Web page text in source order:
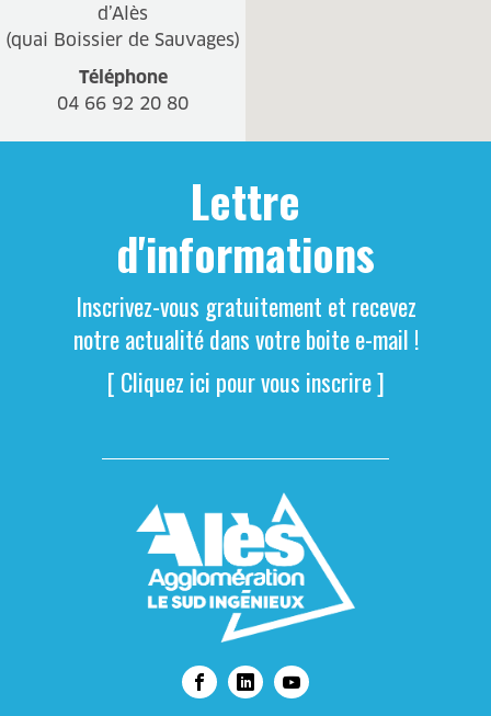
d’Alès
(quai Boissier de Sauvages)
Téléphone
04 66 92 20 80
Lettre
d'informations
Inscrivez-vous gratuitement et recevez
notre actualité dans votre boite e-mail !
[ Cliquez ici pour vous inscrire ]